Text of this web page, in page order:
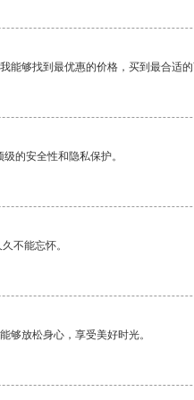
能够找到最优惠的价格，买到最合适
的安全性和隐私保护。
不能忘怀。
够放松身心，享受美好时光。